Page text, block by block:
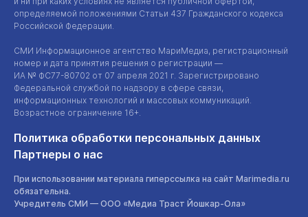
определяемой положениями Статьи 437 Гражданского кодекса
Российской Федерации.
СМИ Информационное агентство МариМедиа, регистрационный
номер и дата принятия решения о регистрации —
ИА № ФС77-80702 от 07 апреля 2021 г. Зарегистрировано
Федеральной службой по надзору в сфере связи,
информационных технологий и массовых коммуникаций.
Возрастное ограничение 16+.
Политика обработки персональных данных
Партнеры о нас
При использовании материала гиперссылка на сайт Marimedia.ru
обязательна.
Учредитель СМИ — ООО «Медиа Траст Йошкар-Ола»